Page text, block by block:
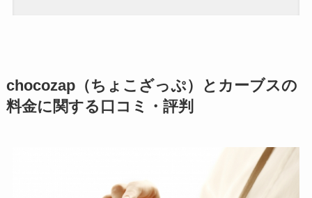
chocozap（ちょこざっぷ）とカーブスの
料金に関する口コミ・評判